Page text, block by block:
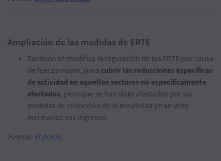
Ampliación de las medidas de ERTE
También se modifica la regulación de los ERTE por causa
de fuerza mayor, para cubrir las reducciones específicas
de actividad en aquellos sectores no específicamente
afectados, pero que se han visto afectados por las
medidas de reducción de la movilidad y han visto
mermados sus ingresos.
Fuente: El diario